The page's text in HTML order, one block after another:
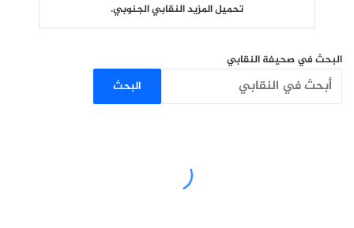
تحميل المزيد النقابي الجنوبي.
البحث في صحيفة النقابي
البحث